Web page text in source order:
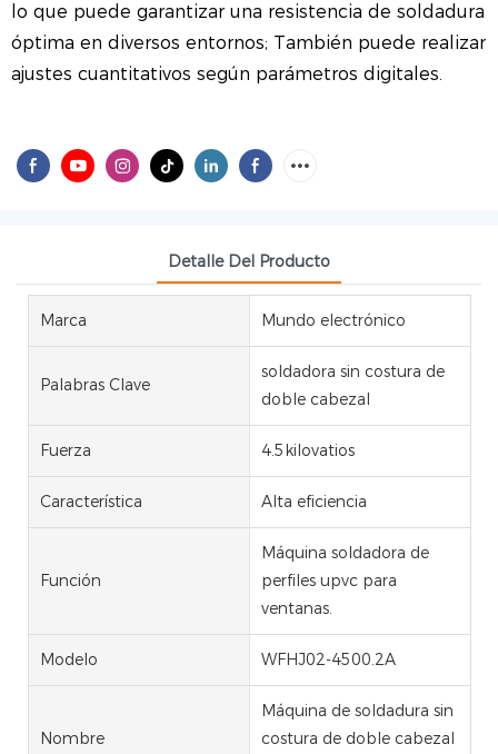
lo que puede garantizar una resistencia de soldadura
óptima en diversos entornos; También puede realizar
ajustes cuantitativos según parámetros digitales.
Detalle Del Producto
Marca Mundo electrónico
Palabras Clave
soldadora sin costura de
doble cabezal
Fuerza 4.5kilovatios
Característica Alta eficiencia
Función
Máquina soldadora de
perfiles upvc para
ventanas.
Modelo WFHJ02-4500.2A
Nombre
Máquina de soldadura sin
costura de doble cabezal